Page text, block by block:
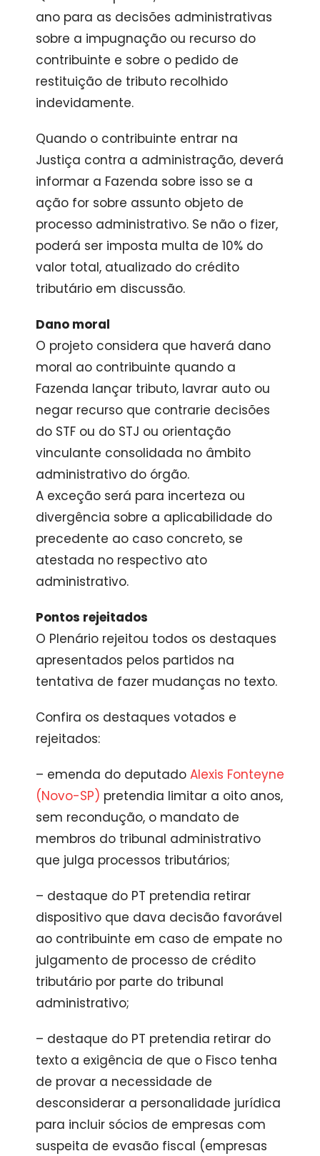
ano para as decisões administrativas
sobre a impugnação ou recurso do
contribuinte e sobre o pedido de
restituição de tributo recolhido
indevidamente.
Quando o contribuinte entrar na
Justiça contra a administração, deverá
informar a Fazenda sobre isso se a
ação for sobre assunto objeto de
processo administrativo. Se não o fizer,
poderá ser imposta multa de 10% do
valor total, atualizado do crédito
tributário em discussão.
Dano moral
O projeto considera que haverá dano
moral ao contribuinte quando a
Fazenda lançar tributo, lavrar auto ou
negar recurso que contrarie decisões
do STF ou do STJ ou orientação
vinculante consolidada no âmbito
administrativo do órgão.
A exceção será para incerteza ou
divergência sobre a aplicabilidade do
precedente ao caso concreto, se
atestada no respectivo ato
administrativo.
Pontos rejeitados
O Plenário rejeitou todos os destaques
apresentados pelos partidos na
tentativa de fazer mudanças no texto.
Confira os destaques votados e
rejeitados:
– emenda do deputado Alexis Fonteyne
(Novo-SP) pretendia limitar a oito anos,
sem recondução, o mandato de
membros do tribunal administrativo
que julga processos tributários;
– destaque do PT pretendia retirar
dispositivo que dava decisão favorável
ao contribuinte em caso de empate no
julgamento de processo de crédito
tributário por parte do tribunal
administrativo;
– destaque do PT pretendia retirar do
texto a exigência de que o Fisco tenha
de provar a necessidade de
desconsiderar a personalidade jurídica
para incluir sócios de empresas com
suspeita de evasão fiscal (empresas